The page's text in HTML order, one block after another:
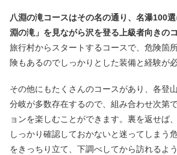
八淵の滝コースはその名の通り、名瀑100
淵の滝」を見ながら沢を登る上級者向きの
旅行村からスタートするコースで、危険箇
険もあるのでしっかりとした装備と経験が必
その他にもたくさんのコースがあり、各登
分岐が多数存在するので、組み合わせ次第
ョンを楽しむことができます。裏を返せば
しっかり確認しておかないと迷ってしまう
をきっちり立て、下調べしてから訪れるよ